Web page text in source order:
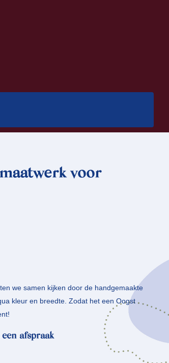
voor
we samen kijken door de handgemaakte
kleur en breedte. Zodat het een Oogst
afspraak